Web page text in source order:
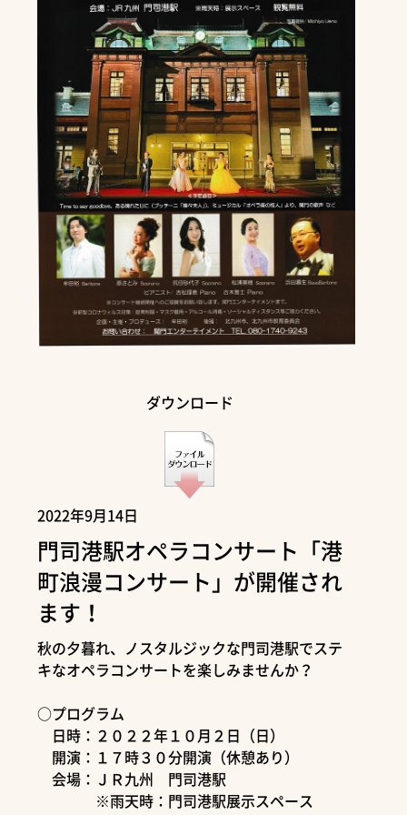
ダウンロード
2022年9月14日
門司港駅オペラコンサート「港
町浪漫コンサート」が開催され
ます！
秋の夕暮れ、ノスタルジックな門司港駅でステ
キなオペラコンサートを楽しみませんか？
○プログラム
日時：２０２２年１０月２日（日）
開演：１７時３０分開演（休憩あり）
会場：ＪＲ九州 門司港駅
※雨天時：門司港駅展示スペース